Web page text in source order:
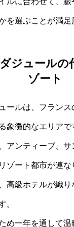
を選ぶことが満足
ジュールの
ゾート
ールは、フラン
象徴的なエリアで
アンティーブ、
ゾート都市が連
高級ホテルが織
。
め一年を通して